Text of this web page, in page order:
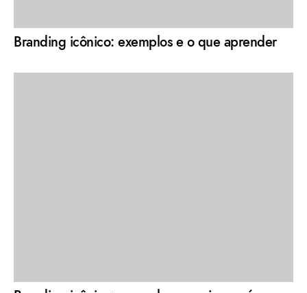
Branding icônico: exemplos e o que aprender